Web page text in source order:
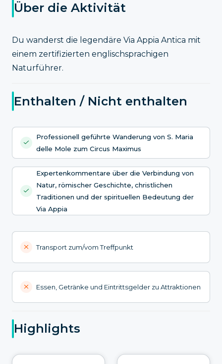
Über die Aktivität
Du wanderst die legendäre Via Appia Antica mit
einem zertifizierten englischsprachigen
Naturführer.
Enthalten / Nicht enthalten
Professionell geführte Wanderung von S. Maria
delle Mole zum Circus Maximus
Expertenkommentare über die Verbindung von
Natur, römischer Geschichte, christlichen
Traditionen und der spirituellen Bedeutung der
Via Appia
Transport zum/vom Treffpunkt
Essen, Getränke und Eintrittsgelder zu Attraktionen
Highlights